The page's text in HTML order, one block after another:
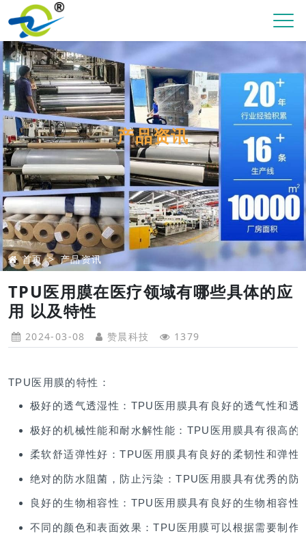
产品资讯
首页 产品资讯
TPU医用膜在医疗领域有哪些具体的应
用 以及特性
2024-03-08 赞晨科技 1379
TPU医用膜的特性：
极好的透气透湿性：TPU医用膜具有良好的透气性和
极好的机械性能和耐水解性能：TPU医用膜具有很高
柔软舒适弹性好：TPU医用膜具有良好的柔韧性和弹性
绝对的防水阻菌，防止污染：TPU医用膜具有优秀的
良好的生物相容性：TPU医用膜具有良好的生物相容性
不同的颜色和表面效果：TPU医用膜可以根据需要制